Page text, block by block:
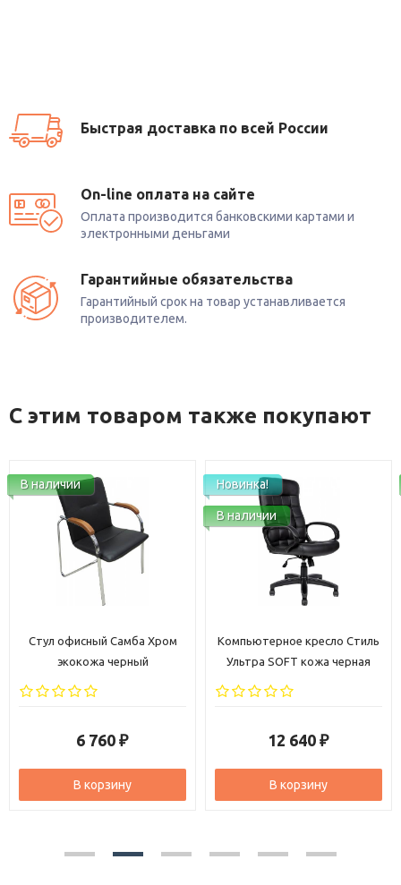
Быстрая доставка по всей России
On-line оплата на сайте
Оплата производится банковскими картами и
электронными деньгами
Гарантийные обязательства
Гарантийный срок на товар устанавливается
производителем.
С этим товаром также покупают
В наличии
Стул офисный Самба Хром
экокожа черный
6 760 ₽
В корзину
Новинка!
В наличии
Компьютерное кресло Стиль
Ультра SOFT кожа черная
12 640 ₽
В корзину